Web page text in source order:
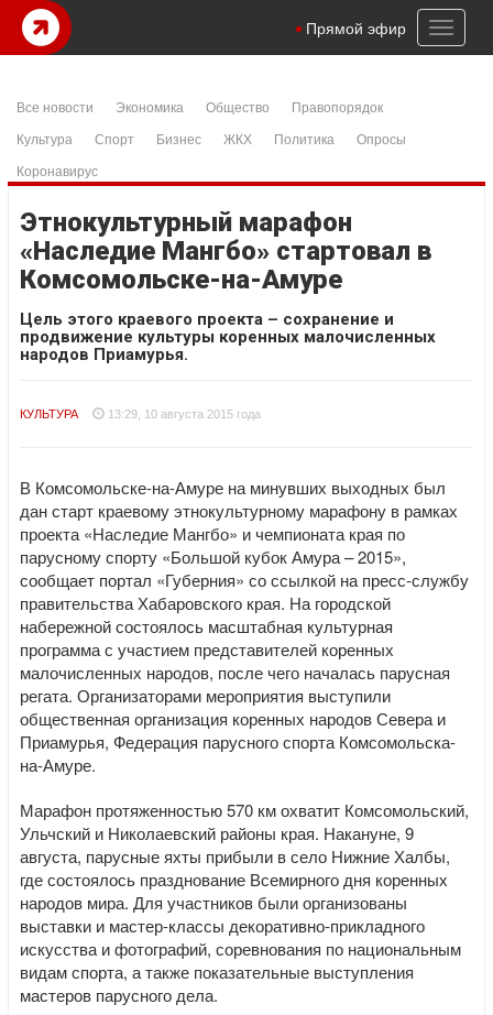
Toggle
Прямой эфир
Все новости Экономика Общество
Правопорядок
Культура
Спорт Бизнес ЖКХ Политика
Опросы
Коронавирус
Этнокультурный марафон
«Наследие Мангбо» стартовал в
Комсомольске-на-Амуре
Цель этого краевого проекта – сохранение и
продвижение культуры коренных малочисленных
народов Приамурья.
КУЛЬТУРА 13:29, 10 августа 2015 года
В Комсомольске-на-Амуре на минувших выходных был
дан старт краевому этнокультурному марафону в рамках
проекта «Наследие Мангбо» и чемпионата края по
парусному спорту «Большой кубок Амура – 2015»,
сообщает портал «Губерния» со ссылкой на пресс-службу
правительства Хабаровского края. На городской
набережной состоялось масштабная культурная
программа с участием представителей коренных
малочисленных народов, после чего началась парусная
регата. Организаторами мероприятия выступили
общественная организация коренных народов Севера и
Приамурья, Федерация парусного спорта Комсомольска-
на-Амуре.
Марафон протяженностью 570 км охватит Комсомольский,
Ульчский и Николаевский районы края. Накануне, 9
августа, парусные яхты прибыли в село Нижние Халбы,
где состоялось празднование Всемирного дня коренных
народов мира. Для участников были организованы
выставки и мастер-классы декоративно-прикладного
искусства и фотографий, соревнования по национальным
видам спорта, а также показательные выступления
мастеров парусного дела.